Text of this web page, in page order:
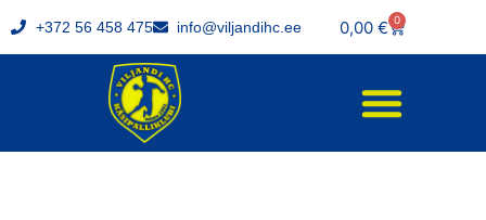
+372 56 458 475 info@viljandihc.ee 0,00 € 0